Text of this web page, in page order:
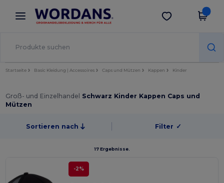
× Wordans App
Bessere Preise in der App!
App holen
Startseite Basic Kleidung | Accessoires Caps und Mützen Kappen Kinder
Groß- und Einzelhandel Schwarz Kinder Kappen Caps und
Mützen
Sortieren nach Filter ✓
17 Ergebnisse.
-2%